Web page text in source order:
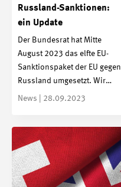
Russland-Sanktionen:
ein Update
Der Bundesrat hat Mitte
August 2023 das elfte EU-
Sanktionspaket der EU gegen
Russland umgesetzt. Wir…
News | 28.09.2023